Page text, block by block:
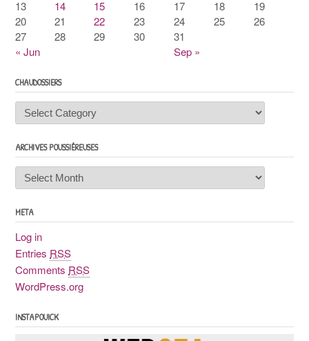
« Jun Sep »
13
14 15 16 17 18
19
20
21 22 23 24 25
26
27
28 29 30 31
CHAUDOSSIERS
Chaudossiers
ARCHIVES POUSSIÉREUSES
Archives
poussiéreuses
META
Log in
Entries RSS
Comments RSS
WordPress.org
INSTAPOUICK